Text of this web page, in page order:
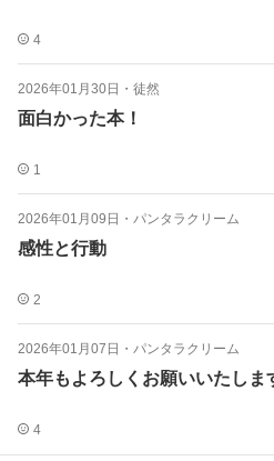
4
2026年01月30日 ・ 徒然
面白かった本！
1
2026年01月09日 ・ パンタラクリーム
感性と行動
2
2026年01月07日 ・ パンタラクリーム
本年もよろしくお願いいたしま
4